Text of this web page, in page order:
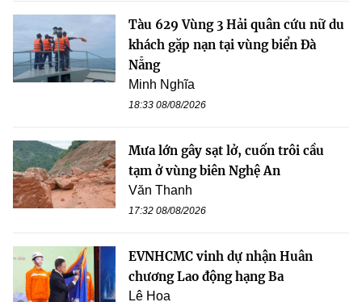
Tàu 629 Vùng 3 Hải quân cứu nữ du
khách gặp nạn tại vùng biển Đà
Nẵng
Minh Nghĩa
18:33 08/08/2026
Mưa lớn gây sạt lở, cuốn trôi cầu
tạm ở vùng biên Nghệ An
Văn Thanh
17:32 08/08/2026
EVNHCMC vinh dự nhận Huân
chương Lao động hạng Ba
Lê Hoa